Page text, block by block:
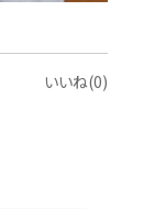
いいね(0)